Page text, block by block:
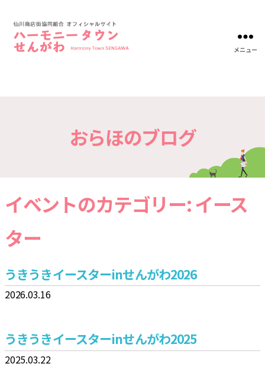
商
店
協
同
合
メニュー
おらほのブログ
イベントのカテゴリー:イース
ター
うきうきイースターinせんがわ2026
2026.03.16
うきうきイースターinせんがわ2025
2025.03.22